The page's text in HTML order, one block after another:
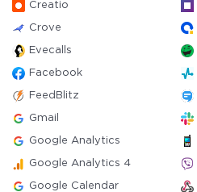
Creatio
Crove
Evecalls
Facebook
FeedBlitz
Gmail
Google Analytics
Google Analytics 4
Google Calendar